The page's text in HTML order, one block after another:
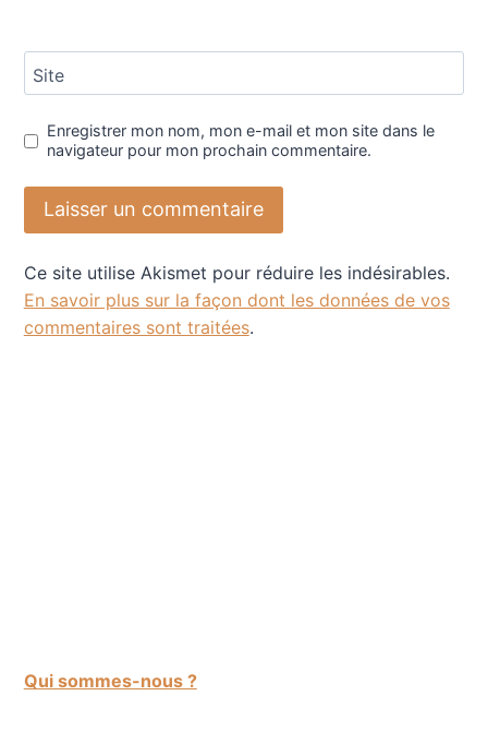
Site
Enregistrer mon nom, mon e-mail et mon site dans le
navigateur pour mon prochain commentaire.
Ce site utilise Akismet pour réduire les indésirables.
En savoir plus sur la façon dont les données de vos
commentaires sont traitées.
Qui sommes-nous ?